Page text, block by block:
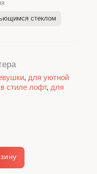
стеклом
, для уютной
стиле лофт, для